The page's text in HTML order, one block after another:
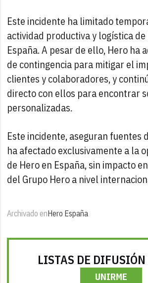
Este incidente ha limitado
actividad productiva y logística
España. A pesar de ello, Hero ha
de contingencia para mitigar el
clientes y colaboradores, y
directo con ellos para encontrar
personalizadas.
Este incidente, aseguran fuentes
ha afectado exclusivamente a la
de Hero en España, sin impacto
del Grupo Hero a nivel
Archivado enHero España
LISTAS DE DIFUSIÓN
UNIRME